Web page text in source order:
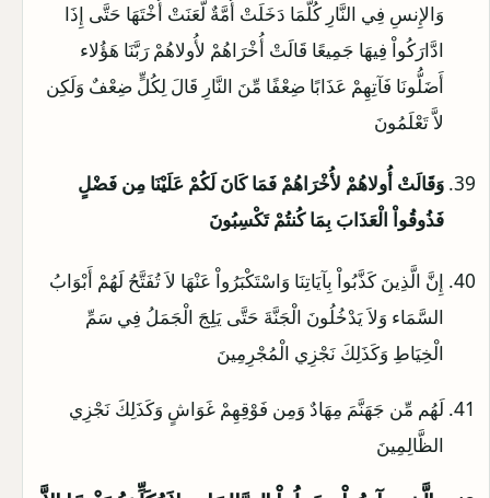
وَالإِنسِ فِي النَّارِ كُلَّمَا دَخَلَتْ أُمَّةٌ لَّعَنَتْ أُخْتَهَا حَتَّى إِذَا
ادَّارَكُواْ فِيهَا جَمِيعًا قَالَتْ أُخْرَاهُمْ لأُولاهُمْ رَبَّنَا هَؤُلاء
أَضَلُّونَا فَآتِهِمْ عَذَابًا ضِعْفًا مِّنَ النَّارِ قَالَ لِكُلٍّ ضِعْفٌ وَلَكِن
لاَّ تَعْلَمُونَ
وَقَالَتْ أُولاهُمْ لأُخْرَاهُمْ فَمَا كَانَ لَكُمْ عَلَيْنَا مِن فَضْلٍ
فَذُوقُواْ الْعَذَابَ بِمَا كُنتُمْ تَكْسِبُونَ
إِنَّ الَّذِينَ كَذَّبُواْ بِآيَاتِنَا وَاسْتَكْبَرُواْ عَنْهَا لاَ تُفَتَّحُ لَهُمْ أَبْوَابُ
السَّمَاء وَلاَ يَدْخُلُونَ الْجَنَّةَ حَتَّى يَلِجَ الْجَمَلُ فِي سَمِّ
الْخِيَاطِ وَكَذَلِكَ نَجْزِي الْمُجْرِمِينَ
لَهُم مِّن جَهَنَّمَ مِهَادٌ وَمِن فَوْقِهِمْ غَوَاشٍ وَكَذَلِكَ نَجْزِي
الظَّالِمِينَ